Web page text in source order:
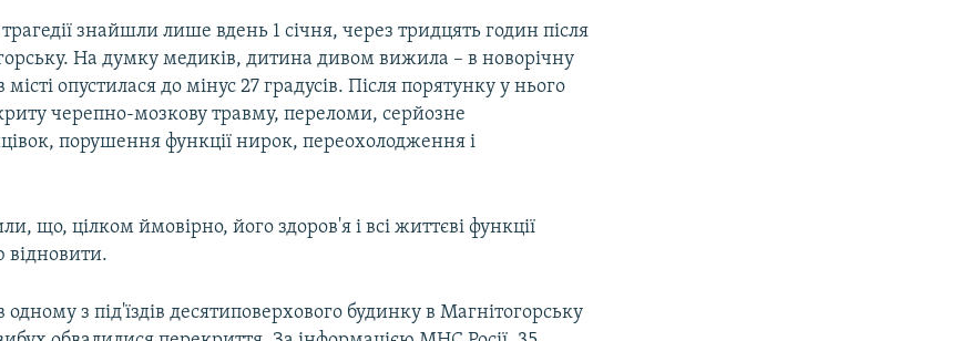
знайшли лише вдень 1 січня, через тридцять годин після
На думку медиків, дитина дивом вижила – в новорічну
опустилася до мінус 27 градусів. Після порятунку у нього
черепно-мозкову травму, переломи, серйозне
порушення функції нирок, переохолодження і
що, цілком ймовірно, його здоров'я і всі життєві функції
відновити.
одному з під'їздів десятиповерхового будинку в Магнітогорську